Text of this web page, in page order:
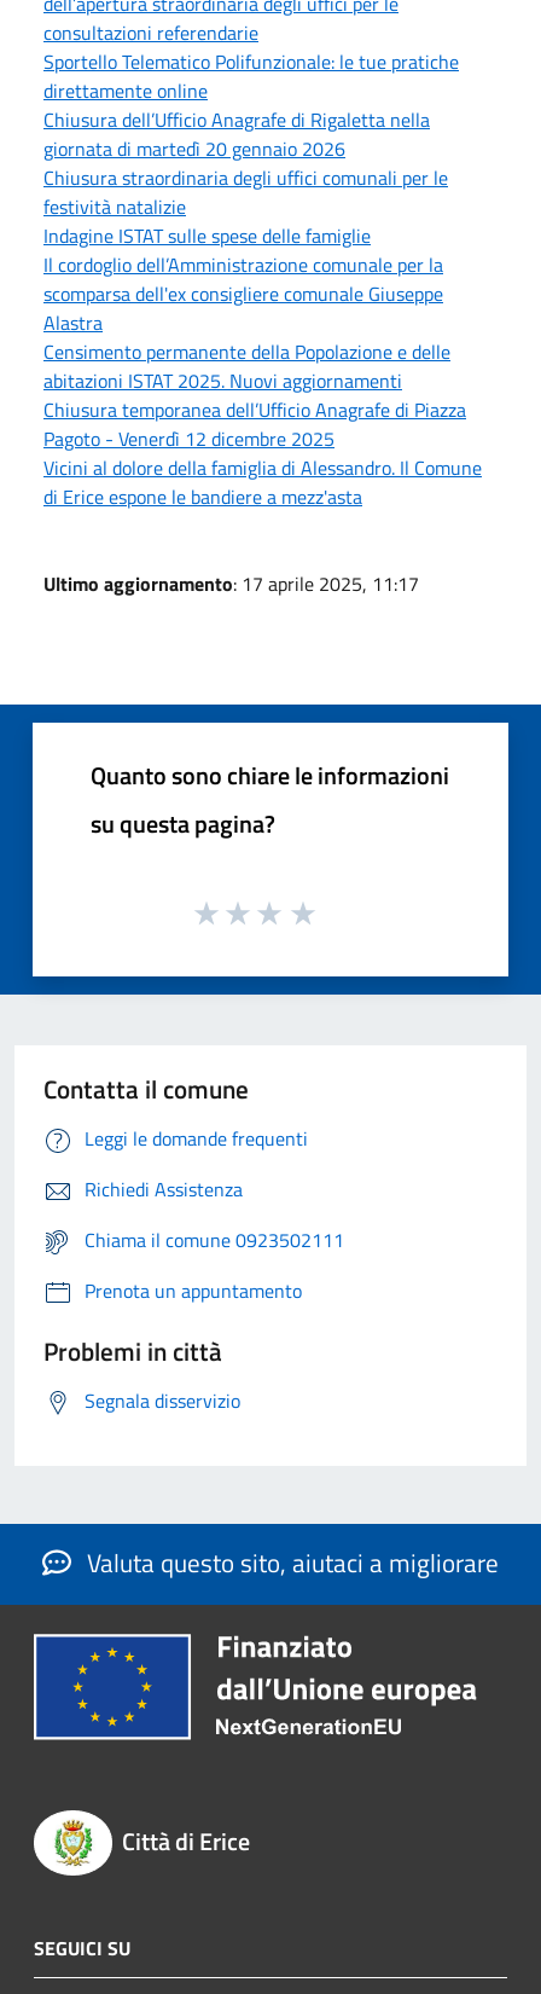
consultazioni referendarie
Sportello Telematico Polifunzionale: le tue pratiche
direttamente online
Chiusura dell’Ufficio Anagrafe di Rigaletta nella
giornata di martedì 20 gennaio 2026
Chiusura straordinaria degli uffici comunali per le
festività natalizie
Indagine ISTAT sulle spese delle famiglie
Il cordoglio dell’Amministrazione comunale per la
scomparsa dell'ex consigliere comunale Giuseppe
Alastra
Censimento permanente della Popolazione e delle
abitazioni ISTAT 2025. Nuovi aggiornamenti
Chiusura temporanea dell’Ufficio Anagrafe di Piazza
Pagoto - Venerdì 12 dicembre 2025
Vicini al dolore della famiglia di Alessandro. Il Comune
di Erice espone le bandiere a mezz'asta
Ultimo aggiornamento: 17 aprile 2025, 11:17
Quanto sono chiare le informazioni
su questa pagina?
Contatta il comune
Leggi le domande frequenti
Richiedi Assistenza
Chiama il comune 0923502111
Prenota un appuntamento
Problemi in città
Segnala disservizio
Valuta questo sito, aiutaci a migliorare
Città di Erice
SEGUICI SU